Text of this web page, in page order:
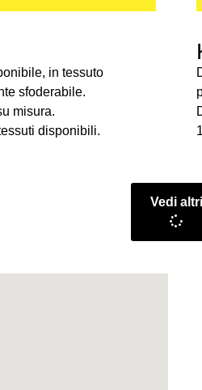
in tessuto
sfoderabile.
misura.
disponibili.
Vedi altri